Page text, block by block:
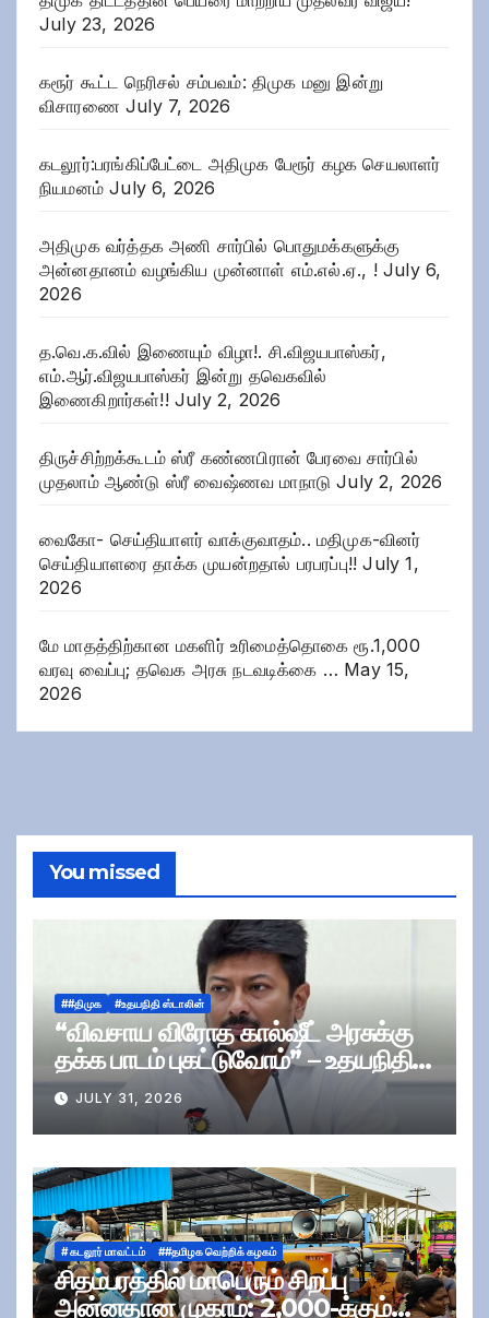
July 23, 2026
கரூர் கூட்ட நெரிசல் சம்பவம்: திமுக மனு இன்று
விசாரணை July 7, 2026
கடலூர்:பரங்கிப்பேட்டை அதிமுக பேரூர் கழக செயலாளர்
நியமனம் July 6, 2026
அதிமுக வர்த்தக அணி சார்பில் பொதுமக்களுக்கு
அன்னதானம் வழங்கிய முன்னாள் எம்.எல்.ஏ., ! July 6,
2026
த.வெ.க.வில் இணையும் விழா!. சி.விஜயபாஸ்கர்,
எம்.ஆர்.விஜயபாஸ்கர் இன்று தவெகவில்
இணைகிறார்கள்!! July 2, 2026
திருச்சிற்றக்கூடம் ஸ்ரீ கண்ணபிரான் பேரவை சார்பில்
முதலாம் ஆண்டு ஸ்ரீ வைஷ்ணவ மாநாடு July 2, 2026
வைகோ- செய்தியாளர் வாக்குவாதம்.. மதிமுக-வினர்
செய்தியாளரை தாக்க முயன்றதால் பரபரப்பு!! July 1,
2026
மே மாதத்திற்கான மகளிர் உரிமைத்தொகை ரூ.1,000
வரவு வைப்பு; தவெக அரசு நடவடிக்கை … May 15,
2026
You missed
##திமுக #உதயநிதி ஸ்டாலின்
“விவசாய விரோத கால்ஷீட் அரசுக்கு
தக்க பாடம் புகட்டுவோம்” – உதயநிதி
ஸ்டாலின்
JULY 31, 2026
# கடலூர் மாவட்டம் ##தமிழக வெற்றிக் கழகம்
சிதம்பரத்தில் மாபெரும் சிறப்பு
அன்னதான முகாம்: 2,000-க்கும்